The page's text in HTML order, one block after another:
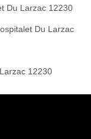
Du Larzac 12230
Du Larzac
12230